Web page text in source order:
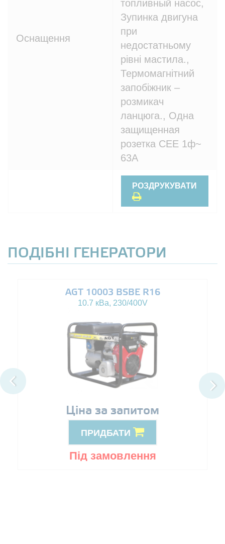
Оснащення
топливный насос,
Зупинка двигуна
при
недостатньому
рівні мастила.,
Термомагнітний
запобіжник –
розмикач
ланцюга., Одна
защищенная
розетка CEE 1ф~
63A
РОЗДРУКУВАТИ
ПОДІБНІ ГЕНЕРАТОРИ
AGT 10003 BSBE R16
10.7 кВа, 230/400V
Ціна за запитом
ПРИДБАТИ
Під замовлення